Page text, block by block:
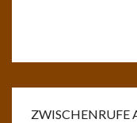
ZWISCHENRUFE